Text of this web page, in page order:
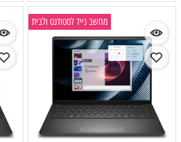
מחשב נייד לסטודנט ולבית